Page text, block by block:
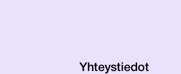
Yhteystiedot